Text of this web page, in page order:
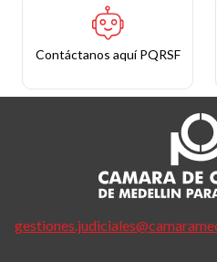
Contáctanos aquí PQRSF